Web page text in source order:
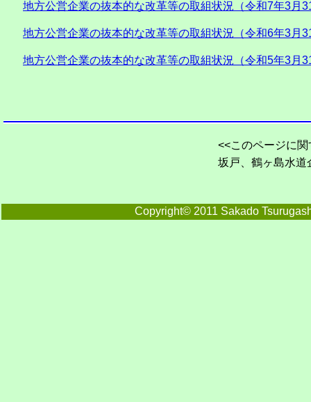
地方公営企業の抜本的な改革等の取組状況（令和7年3月
地方公営企業の抜本的な改革等の取組状況（令和6年3月
地方公営企業の抜本的な改革等の取組状況（令和5年3月
<<このページに
坂戸、鶴ヶ島水
Copyright© 2011 Sakado